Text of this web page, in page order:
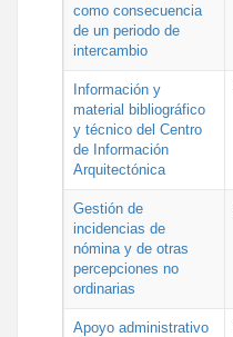
como consecuencia
de un periodo de
intercambio
Información y
material bibliográfico
y técnico del Centro
de Información
Arquitectónica
Gestión de
incidencias de
nómina y de otras
percepciones no
ordinarias
Apoyo administrativo